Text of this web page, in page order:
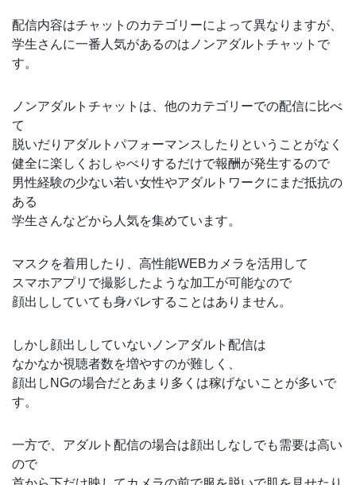
配信内容はチャットのカテゴリーによって異なりますが、
学生さんに一番人気があるのはノンアダルトチャットで
す。
ノンアダルトチャットは、他のカテゴリーでの配信に比べ
て
脱いだりアダルトパフォーマンスしたりということがなく
健全に楽しくおしゃべりするだけで報酬が発生するので
男性経験の少ない若い女性やアダルトワークにまだ抵抗の
ある
学生さんなどから人気を集めています。
マスクを着用したり、高性能WEBカメラを活用して
スマホアプリで撮影したような加工が可能なので
顔出ししていても身バレすることはありません。
しかし顔出ししていないノンアダルト配信は
なかなか視聴者数を増やすのが難しく、
顔出しNGの場合だとあまり多くは稼げないことが多いで
す。
一方で、アダルト配信の場合は顔出しなしでも需要は高い
ので